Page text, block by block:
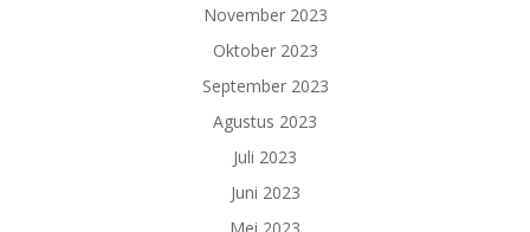
November 2023
Oktober 2023
September 2023
Agustus 2023
Juli 2023
Juni 2023